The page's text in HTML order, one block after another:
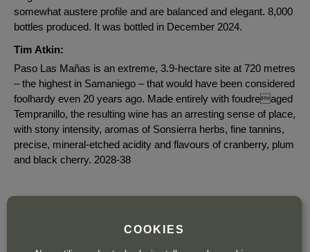
somewhat austere profile and are balanced and elegant. 8,000
bottles produced. It was bottled in December 2024.
Tim Atkin:
Paso Las Mañas is an extreme, 3.9-hectare site at 720 metres
– the highest in Samaniego – that would have been considered
foolhardy even 20 years ago. Made entirely with foudreaged
Tempranillo, the resulting wine has an arresting sense of place,
with stony intensity, aromas of Sonsierra herbs, fine tannins,
precise, mineral-etched acidity and flavours of cranberry, plum
and black cherry. 2028-38
30 ,50
COOKIES